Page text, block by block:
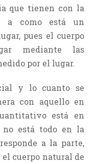
que tienen con la
a como está un
pues el cuerpo
mediante las
por el lugar.
y lo cuanto se
con aquello en
está en
no está todo en la
a la parte,
el cuerpo natural de